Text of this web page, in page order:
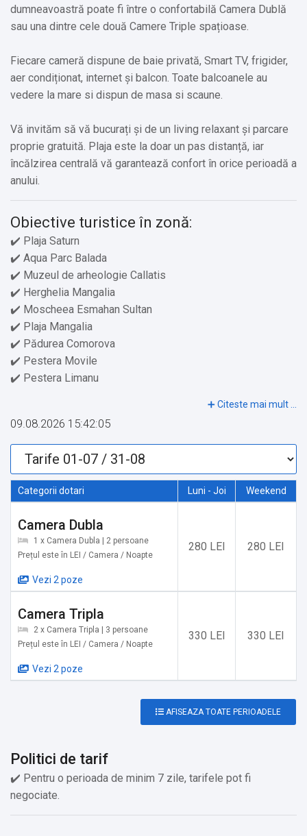
dumneavoastră poate fi între o confortabilă Camera Dublă
sau una dintre cele două Camere Triple spațioase.
Fiecare cameră dispune de baie privată, Smart TV, frigider,
aer condiționat, internet și balcon. Toate balcoanele au
vedere la mare si dispun de masa si scaune.
Vă invităm să vă bucurați și de un living relaxant și parcare
proprie gratuită. Plaja este la doar un pas distanță, iar
încălzirea centrală vă garantează confort în orice perioadă a
anului.
Obiective turistice în zonă:
✔️ Plaja Saturn
✔️ Aqua Parc Balada
✔️ Muzeul de arheologie Callatis
✔️ Herghelia Mangalia
✔️ Moscheea Esmahan Sultan
✔️ Plaja Mangalia
✔️ Pădurea Comorova
✔️ Pestera Movile
✔️ Pestera Limanu
✔️ Tratamente Balneare
✔️ Pescuit
✔️ Scufundări
✔️ Plimbări cu Bicicleta
✔️ Plimbari pe mare
✔️ Sesiuni de Fotografie
✔️ Vizionare Filme în Aer Liber
09.08.2026 15:42:05
Categorii dotari Luni - Joi Weekend
Camera Dubla
1 x Camera Dubla | 2 persoane
Prețul este în LEI / Camera / Noapte
Vezi 2 poze
280 LEI 280 LEI
Camera Tripla
2 x Camera Tripla | 3 persoane
Prețul este în LEI / Camera / Noapte
Vezi 2 poze
330 LEI 330 LEI
AFISEAZA TOATE PERIOADELE
Politici de tarif
✔️ Pentru o perioada de minim 7 zile, tarifele pot fi
negociate.